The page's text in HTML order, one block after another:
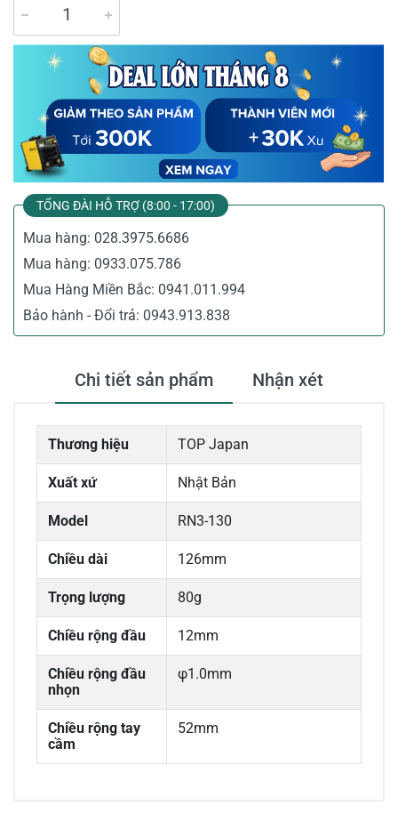
TỔNG ĐÀI HỖ TRỢ (8:00 - 17:00)
Mua hàng: 028.3975.6686
Mua hàng: 0933.075.786
Mua Hàng Miền Bắc: 0941.011.994
Bảo hành - Đổi trả: 0943.913.838
Chi tiết sản phẩm Nhận xét
Thương hiệu TOP Japan
Xuất xứ Nhật Bản
Model RN3-130
Chiều dài 126mm
Trọng lượng 80g
Chiều rộng đầu 12mm
Chiều rộng đầu
nhọn
φ1.0mm
Chiều rộng tay
cầm
52mm